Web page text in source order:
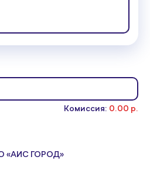
Комиссия: 0.00 р.
«АИС ГОРОД»